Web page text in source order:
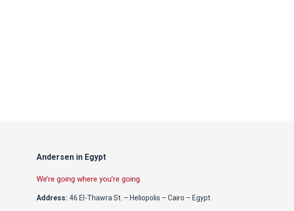
Andersen in Egypt
We’re going where you’re going.
Address: 46 El-Thawra St. – Heliopolis – Cairo – Egypt